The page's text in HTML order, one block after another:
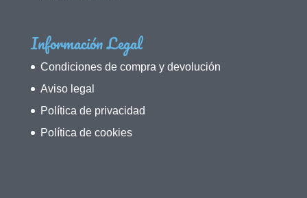
Información Legal
Condiciones de compra y devolución
Aviso legal
Política de privacidad
Política de cookies